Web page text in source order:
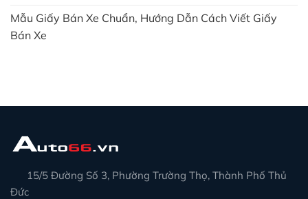
Mẫu Giấy Bán Xe Chuẩn, Hướng Dẫn Cách Viết Giấy
Bán Xe
15/5 Đường Số 3, Phường Trường Thọ, Thành Phố Thủ
Đức